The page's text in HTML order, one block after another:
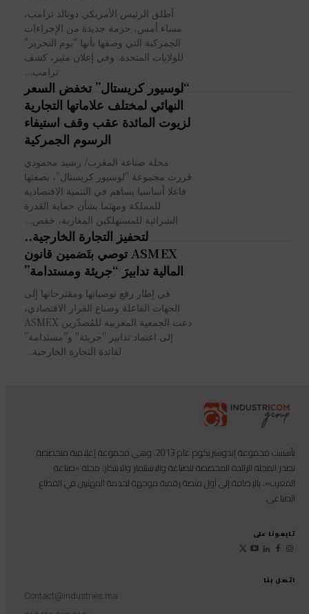
أطلق الرئيس الأمريكي دونالد ترامب،
مساء أمس، حزمة جديدة من الإجراءات
الجمركية التي وصفها بأنها “يوم التحرير”
للولايات المتحدة. وفي إعلان مثير، كشف
ترامب...
“لوسيور كريستال” تخفض السعر
النهائي لمختلف علاماتها التجارية
لزيوت المائدة عقب وقف استيفاء
الرسوم الجمركية
مجلة صناعة المغرب/ رشيد محمودي
قررت مجموعة "لوسيور كريستال"، بصفتها
فاعلا أساسيا يساهم في التنمية الاقتصادية
للمملكة ومهتما بشأن حماية القدرة
الشرائية للمستهلكين المغاربة، خفض...
لتحفيز التجارة الخارجية..
ASMEX توصي بتَضمين قانون
المالية تدابيرَ “جريئة ومستدامة”
في إطار رفع توصياتها ومقترحاتها إلى
الجهات الفاعلة وصناع القرار الاقتصادي،
دعت الجمعية المغربية للمُصدّرين ASMEX
إلى اعتماد تدابير "جريئة" و”مستدامة”
لفائدة التجارة الخارجية...
اتصل بنا
Contact@industries.ma
تأسست مجموعة إندوستريكوم عام 2013، وهي مجموعة إعلامية متخصصة
تصدر المجلة الرائدة المخصصة للصناعة والاستثمار والابتكار: مجلة «صناعة
المغرب»، بالإضافة إلى أول منصة رقمية موجهة لخدمة المهنيين في القطاع
الصناعي.
تابعونا على